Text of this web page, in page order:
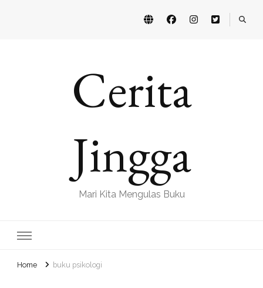
Cerita
Jingga
Mari Kita Mengulas Buku
Home buku psikologi